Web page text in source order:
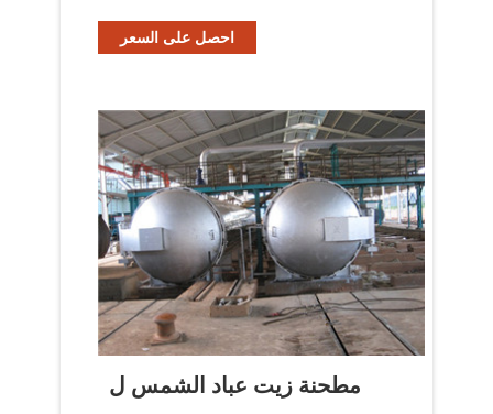
احصل على السعر
مطحنة زيت عباد الشمس ل